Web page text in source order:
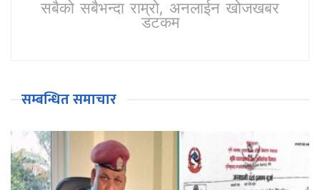
सबैको सबैभन्दा राम्रो, अनलाईन खोजखबर
डटकम
सम्बन्धित समाचार